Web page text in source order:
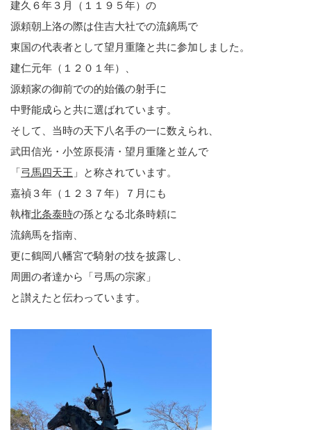
建久６年３月（１１９５年）の
源頼朝上洛の際は住吉大社での流鏑馬で
東国の代表者として望月重隆と共に参加しました。
建仁元年（１２０１年）、
源頼家の御前での的始儀の射手に
中野能成らと共に選ばれています。
そして、当時の天下八名手の一に数えられ、
武田信光・小笠原長清・望月重隆と並んで
「弓馬四天王 」と称されています。
嘉禎３年（１２３７年）７月にも
執権北条泰時の孫となる北条時頼に
流鏑馬を指南、
更に鶴岡八幡宮で騎射の技を披露し、
周囲の者達から「弓馬の宗家」
と讃えたと伝わっています。